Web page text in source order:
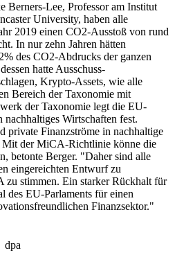
Berners-Lee, Professor am Institut
University, haben alle
2019 einen CO2-Ausstoß von rund
In nur zehn Jahren hätten
des CO2-Abdrucks der ganzen
hatte Ausschuss-
Krypto-Assets, wie alle
Bereich der Taxonomie mit
der Taxonomie legt die EU-
Wirtschaften fest.
private Finanzströme in nachhaltige
Mit der MiCA-Richtlinie könne die
betonte Berger. "Daher sind alle
eingereichten Entwurf zu
zu stimmen. Ein starker Rückhalt für
des EU-Parlaments für einen
Finanzsektor."
dpa